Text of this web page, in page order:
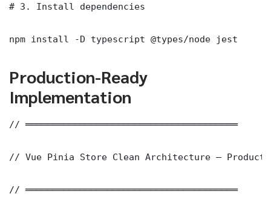
# 3. Install dependencies
npm install -D typescript @types/node jest
Production-Ready
Implementation
// ═══════════════════════════════════════
// Vue Pinia Store Clean Architecture —
// ═══════════════════════════════════════